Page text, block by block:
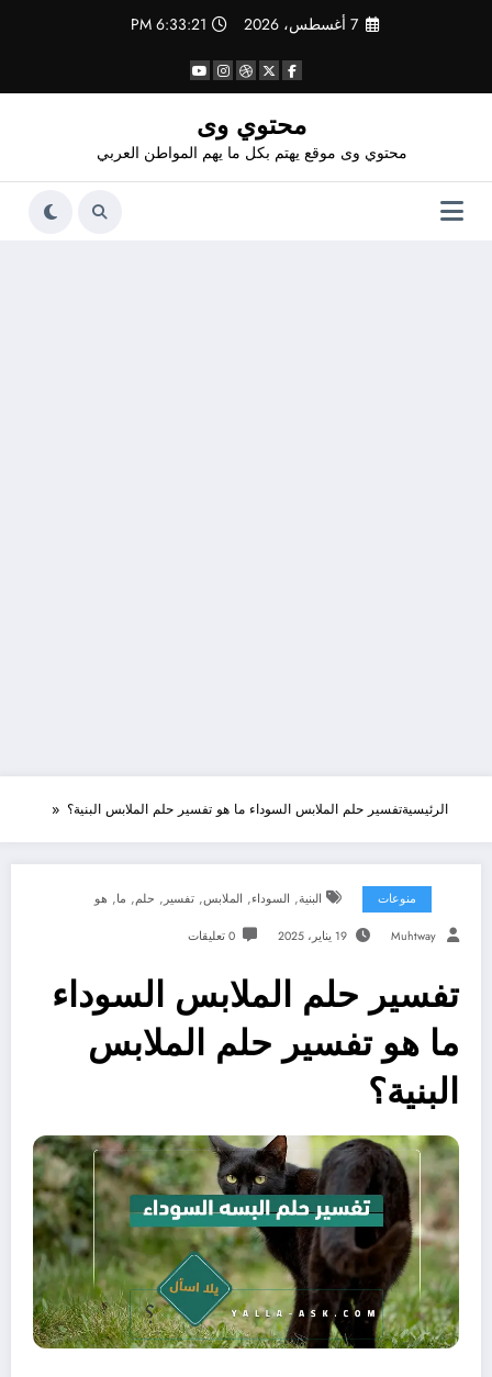
7 أغسطس، 2026 6:33:22 PM
محتوي وى
محتوي وى موقع يهتم بكل ما يهم المواطن العربي
الرئيسيةتفسير حلم الملابس السوداء ما هو تفسير حلم الملابس البنية؟
منوعات البنية, السوداء, الملابس, تفسير , حلم, ما, هو
Muhtway 19 يناير، 2025 0 تعليقات
تفسير حلم الملابس السوداء
ما هو تفسير حلم الملابس
البنية؟